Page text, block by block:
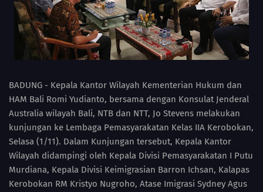
BADUNG - Kepala Kantor Wilayah Kementerian Hukum dan
HAM Bali Romi Yudianto, bersama dengan Konsulat Jenderal
Australia wilayah Bali, NTB dan NTT, Jo Stevens melakukan
kunjungan ke Lembaga Pemasyarakatan Kelas IIA Kerobokan,
Selasa (1/11). Dalam Kunjungan tersebut, Kepala Kantor
Wilayah didampingi oleh Kepala Divisi Pemasyarakatan I Putu
Murdiana, Kepala Divisi Keimigrasian Barron Ichsan, Kalapas
Kerobokan RM Kristyo Nugroho, Atase Imigrasi Sydney Agus